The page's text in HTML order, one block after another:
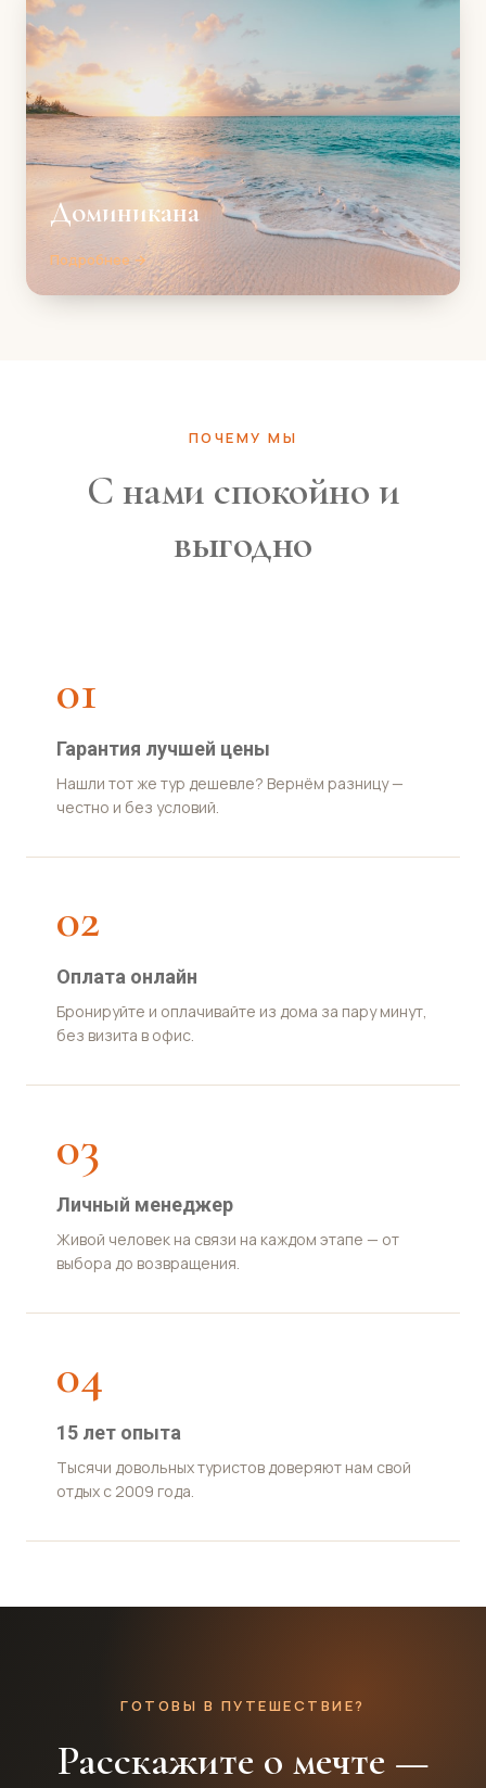
Доминикана
Подробнее →
ПОЧЕМУ МЫ
С нами спокойно и
выгодно
01
Гарантия лучшей цены
Нашли тот же тур дешевле? Вернём разницу —
честно и без условий.
02
Оплата онлайн
Бронируйте и оплачивайте из дома за пару минут,
без визита в офис.
03
Личный менеджер
Живой человек на связи на каждом этапе — от
выбора до возвращения.
04
15 лет опыта
Тысячи довольных туристов доверяют нам свой
отдых с 2009 года.
ГОТОВЫ В ПУТЕШЕСТВИЕ?
Расскажите о мечте —